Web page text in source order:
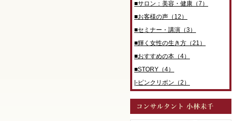
■サロン：美容・健康（7）
■お客様の声（12）
■セミナー・講演（3）
■輝く女性の生き方（21）
■おすすめの本（4）
■STORY（4）
|-ピンクリボン（2）